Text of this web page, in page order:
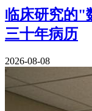
临床研究的"
三十年病历
2026-08-08